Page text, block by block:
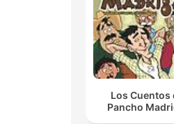
Los Cuentos
Pancho